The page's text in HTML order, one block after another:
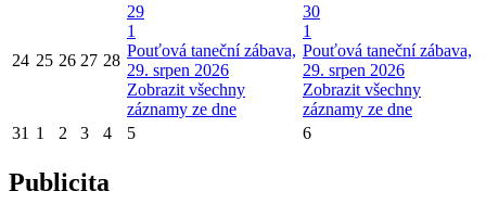
24 25 26 27 28
29
1
Pouťová taneční zábava,
29. srpen 2026
Zobrazit všechny
záznamy ze dne
30
1
Pouťová taneční zábava,
29. srpen 2026
Zobrazit všechny
záznamy ze dne
31 1 2 3 4 5 6
Publicita